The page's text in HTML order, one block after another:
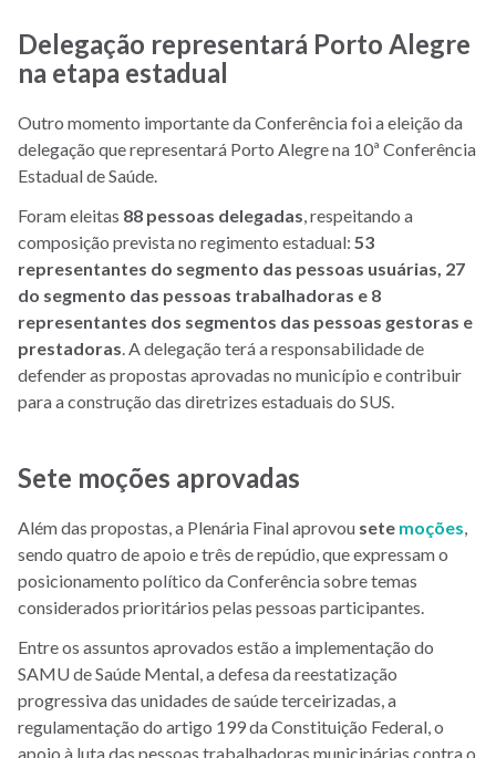
Delegação representará Porto Alegre
na etapa estadual
Outro momento importante da Conferência foi a eleição da
delegação que representará Porto Alegre na 10ª Conferência
Estadual de Saúde.
Foram eleitas 88 pessoas delegadas, respeitando a
composição prevista no regimento estadual: 53
representantes do segmento das pessoas usuárias, 27
do segmento das pessoas trabalhadoras e 8
representantes dos segmentos das pessoas gestoras e
prestadoras. A delegação terá a responsabilidade de
defender as propostas aprovadas no município e contribuir
para a construção das diretrizes estaduais do SUS.
Sete moções aprovadas
Além das propostas, a Plenária Final aprovou sete moções,
sendo quatro de apoio e três de repúdio, que expressam o
posicionamento político da Conferência sobre temas
considerados prioritários pelas pessoas participantes.
Entre os assuntos aprovados estão a implementação do
SAMU de Saúde Mental, a defesa da reestatização
progressiva das unidades de saúde terceirizadas, a
regulamentação do artigo 199 da Constituição Federal, o
apoio à luta das pessoas trabalhadoras municipárias contra o